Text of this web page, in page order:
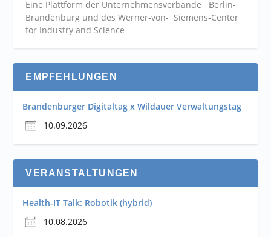
Eine Plattform der Unternehmensverbände Berlin-
Brandenburg und des Werner-von- Siemens-Center
for Industry and Science
EMPFEHLUNGEN
Brandenburger Digitaltag x Wildauer Verwaltungstag
10.09.2026
VERANSTALTUNGEN
Health-IT Talk: Robotik (hybrid)
10.08.2026